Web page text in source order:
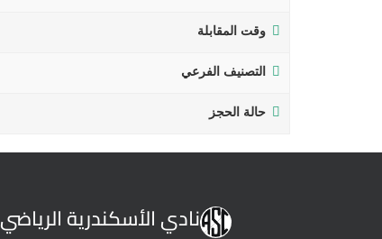
وقت المقابلة
التصنيف الفرعي
حالة الحجز
نادي الأسكندرية الرياضي